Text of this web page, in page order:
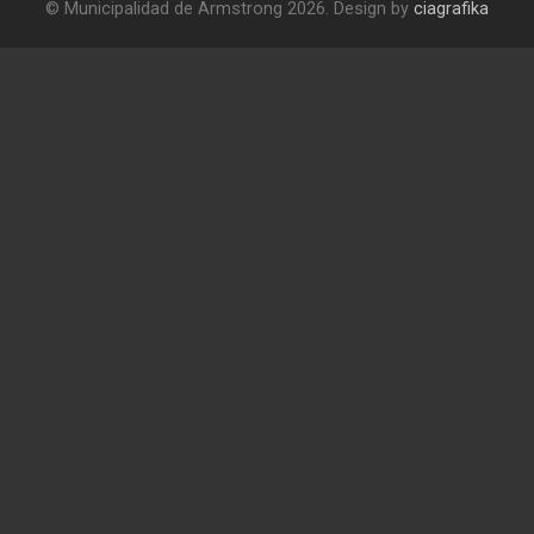
© Municipalidad de Armstrong 2026. Design by ciagrafika